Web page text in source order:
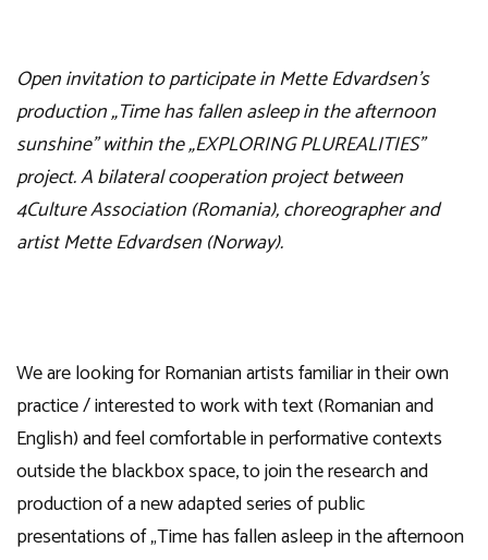
Open invitation to participate in Mette Edvardsen’s
production „Time has fallen asleep in the afternoon
sunshine” within the „EXPLORING PLUREALITIES”
project. A bilateral cooperation project between
4Culture Association (Romania), choreographer and
artist Mette Edvardsen (Norway).
We are looking for Romanian artists familiar in their own
practice / interested to work with text (Romanian and
English) and feel comfortable in performative contexts
outside the blackbox space, to join the research and
production of a new adapted series of public
presentations of „Time has fallen asleep in the afternoon